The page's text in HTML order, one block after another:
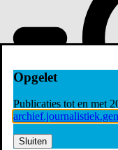
Opgelet
Publicaties tot en met
Sluiten